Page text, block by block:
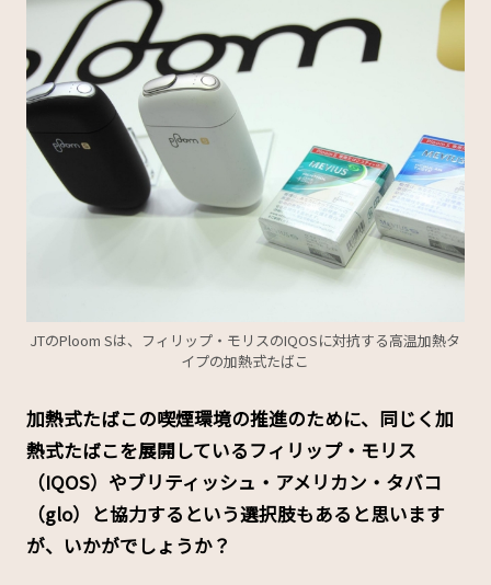
JTのPloom Sは、フィリップ・モリスのIQOSに対抗する高温加熱タ
イプの加熱式たばこ
――加熱式たばこの喫煙環境の推進のために、同じく加
熱式たばこを展開しているフィリップ・モリス
（IQOS）やブリティッシュ・アメリカン・タバコ
（glo）と協力するという選択肢もあると思います
が、いかがでしょうか？